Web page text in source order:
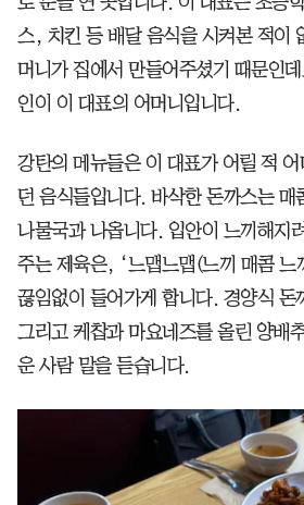
스, 치킨 등 배달 음식을 시켜본 적이
머니가 집에서 만들어주셨기 때문인
인이 이 대표의 어머니입니다.
강탄의 메뉴들은 이 대표가 어릴 적
던 음식들입니다. 바삭한 돈까스는
나물국과 나옵니다. 입안이 느끼해지
주는 제육은, ‘느맵느맵(느끼 매콤 느
끊임없이 들어가게 합니다. 경양식 돈
그리고 케찹과 마요네즈를 올린 양배
운 사람 말을 듣습니다.